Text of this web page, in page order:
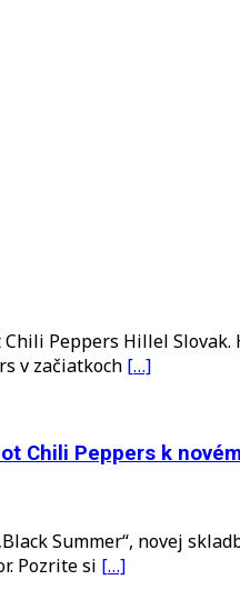
Peppers Hillel
v začiatkoch […]
Chili Peppers k
Summer“, novej
Pozrite si […]